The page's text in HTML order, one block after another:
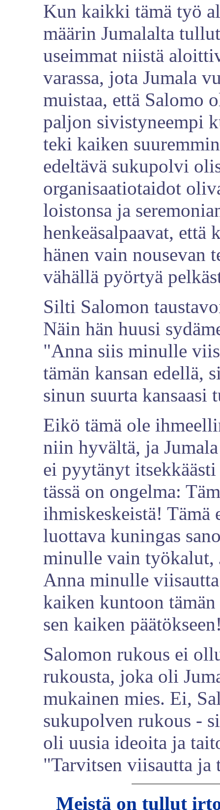
Kun kaikki tämä työ
määrin Jumalalta
useimmat niistä
varassa, jota Jumala
muistaa, että Salomo
paljon sivistyneempi
teki kaiken
edeltävä sukupolvi
organisaatiotaidot
loistonsa ja
henkeäsalpaavat, että
hänen vain nousevan
vähällä pyörtyä
Silti Salomon
Näin hän huusi
"Anna siis minulle
tämän kansan edellä,
sinun suurta kansaasi
Eikö tämä ole
niin hyvältä, ja
ei pyytänyt
tässä on ongelma:
ihmiskeskeistä! Tämä
luottava kuningas
minulle vain työkalut,
Anna minulle
kaiken kuntoon tämän
sen kaiken
Salomon rukous ei
rukousta, joka oli
mukainen mies. Ei,
sukupolven rukous -
oli uusia ideoita ja
"Tarvitsen viisautta ja
Meistä on tullut